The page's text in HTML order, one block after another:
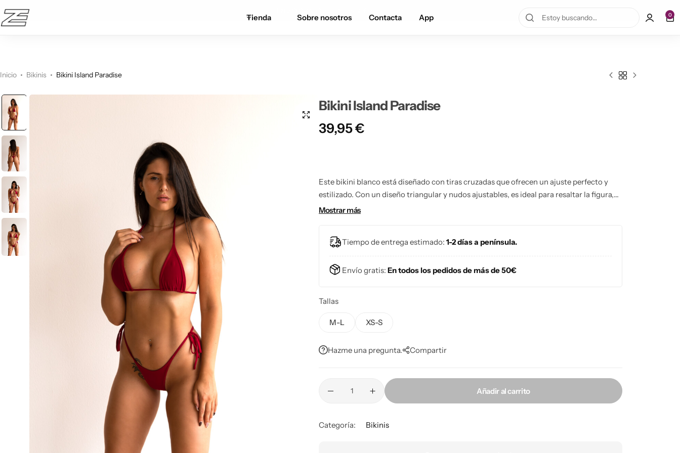
10% OFF en la primera compra! 10% OFF en la primera compra!
Tienda Sobre nosotros Contacta App 0
Inicio Bikinis Bikini Island Paradise
Bikini Island Paradise
39,95€
Este bikini blanco está diseñado con tiras cruzadas que ofrecen un ajuste perfecto y
estilizado. Con un diseño triangular y nudos ajustables, es ideal para resaltar la figura,
proporcionando comodidad y estilo en cada movimiento. Perfecto para disfrutar del
Mostrar más
Tiempo de entrega estimado: 1-2 días a península.
Envío gratis: En todos los pedidos de más de 50€
Tallas
M-L XS-S
Hazme una pregunta. Compartir
Añadir al carrito
Categoría: Bikinis